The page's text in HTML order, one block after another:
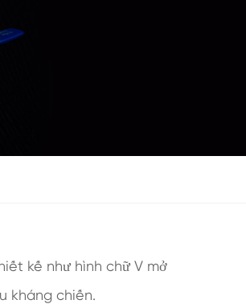
kế như hình chữ V mở
kháng chiến.